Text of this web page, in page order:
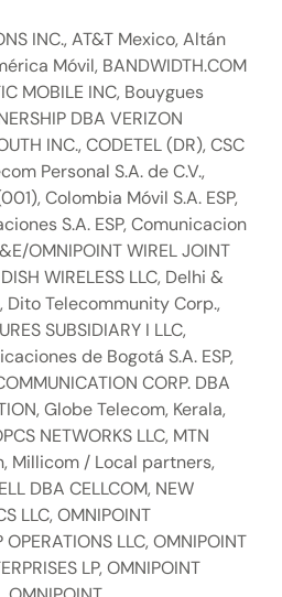
INC., AT&T Mexico, Altán
Móvil, BANDWIDTH.COM
MOBILE INC, Bouygues
DBA VERIZON
INC., CODETEL (DR), CSC
Personal S.A. de C.V.,
Colombia Móvil S.A. ESP,
S.A. ESP, Comunicacion
OMNIPOINT WIREL JOINT
WIRELESS LLC, Delhi &
Dito Telecommunity Corp.,
SUBSIDIARY I LLC,
de Bogotá S.A. ESP,
CORP. DBA
Globe Telecom, Kerala,
NETWORKS LLC, MTN
Millicom / Local partners,
DBA CELLCOM, NEW
LLC, OMNIPOINT
LLC, OMNIPOINT
LP, OMNIPOINT